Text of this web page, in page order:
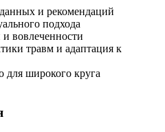
и рекомендаций
подхода
вовлеченности
травм и адаптация к
для широкого круга